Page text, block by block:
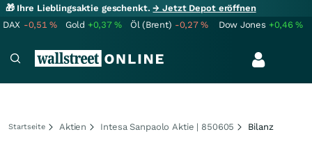
🎁 Ihre Lieblingsaktie geschenkt.→ Jetzt Depot eröffnen
DAX -0,51% Gold +0,37% Öl (Brent) -0,27% Dow Jones +0,46%
Startseite Aktien Intesa Sanpaolo Aktie | 850605 Bilanz